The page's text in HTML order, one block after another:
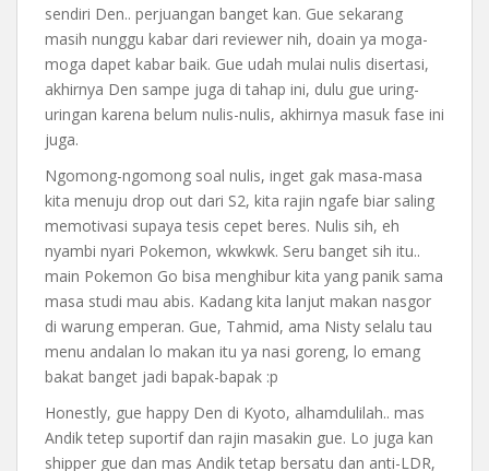
sendiri Den.. perjuangan banget kan. Gue sekarang
masih nunggu kabar dari reviewer nih, doain ya moga-
moga dapet kabar baik. Gue udah mulai nulis disertasi,
akhirnya Den sampe juga di tahap ini, dulu gue uring-
uringan karena belum nulis-nulis, akhirnya masuk fase ini
juga.
Ngomong-ngomong soal nulis, inget gak masa-masa
kita menuju drop out dari S2, kita rajin ngafe biar saling
memotivasi supaya tesis cepet beres. Nulis sih, eh
nyambi nyari Pokemon, wkwkwk. Seru banget sih itu..
main Pokemon Go bisa menghibur kita yang panik sama
masa studi mau abis. Kadang kita lanjut makan nasgor
di warung emperan. Gue, Tahmid, ama Nisty selalu tau
menu andalan lo makan itu ya nasi goreng, lo emang
bakat banget jadi bapak-bapak :p
Honestly, gue happy Den di Kyoto, alhamdulilah.. mas
Andik tetep suportif dan rajin masakin gue. Lo juga kan
shipper gue dan mas Andik tetap bersatu dan anti-LDR,